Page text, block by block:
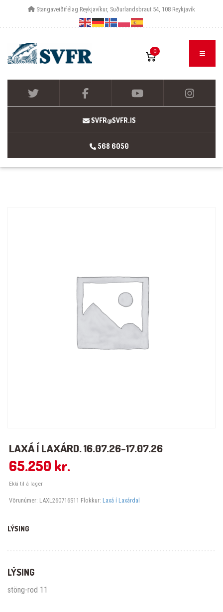
Stangaveiðifélag Reykjavíkur, Suðurlandsbraut 54, 108 Reykjavík
0
SVFR@SVFR.IS
568 6050
LAXÁ Í LAXÁRD. 16.07.26-17.07.26
65.250 kr.
Ekki til á lager
Vörunúmer: LAXL260716S11 Flokkur: Laxá í Laxárdal
LÝSING
LÝSING
stöng-rod 11